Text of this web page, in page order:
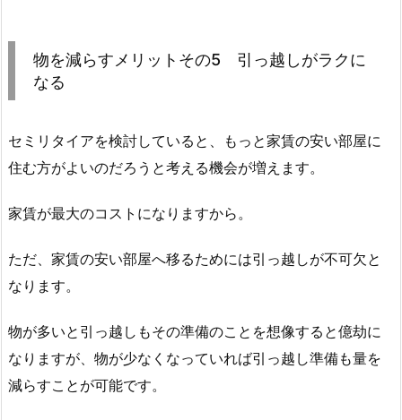
物を減らすメリットその5 引っ越しがラクに
なる
セミリタイアを検討していると、もっと家賃の安い部屋に
住む方がよいのだろうと考える機会が増えます。
家賃が最大のコストになりますから。
ただ、家賃の安い部屋へ移るためには引っ越しが不可欠と
なります。
物が多いと引っ越しもその準備のことを想像すると億劫に
なりますが、物が少なくなっていれば引っ越し準備も量を
減らすことが可能です。